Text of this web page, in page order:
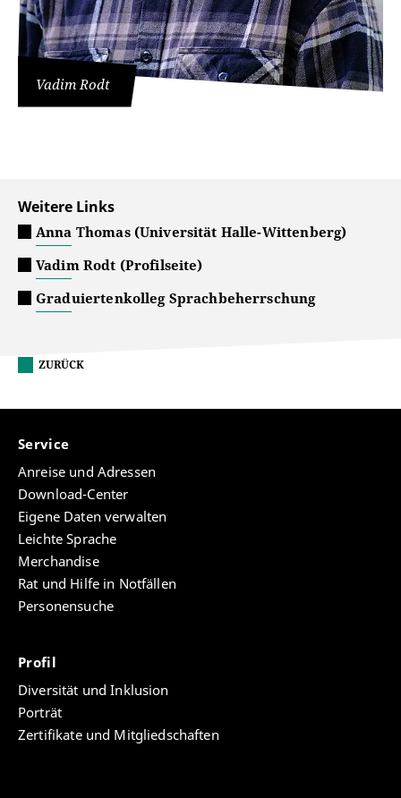
Vadim Rodt
Weitere Links
Anna Thomas (Universität Halle-Wittenberg)
Vadim Rodt (Profilseite)
Graduiertenkolleg Sprachbeherrschung
ZURÜCK
Service
Anreise und Adressen
Download-Center
Eigene Daten verwalten
Leichte Sprache
Merchandise
Rat und Hilfe in Notfällen
Personensuche
Profil
Diversität und Inklusion
Porträt
Zertifikate und Mitgliedschaften